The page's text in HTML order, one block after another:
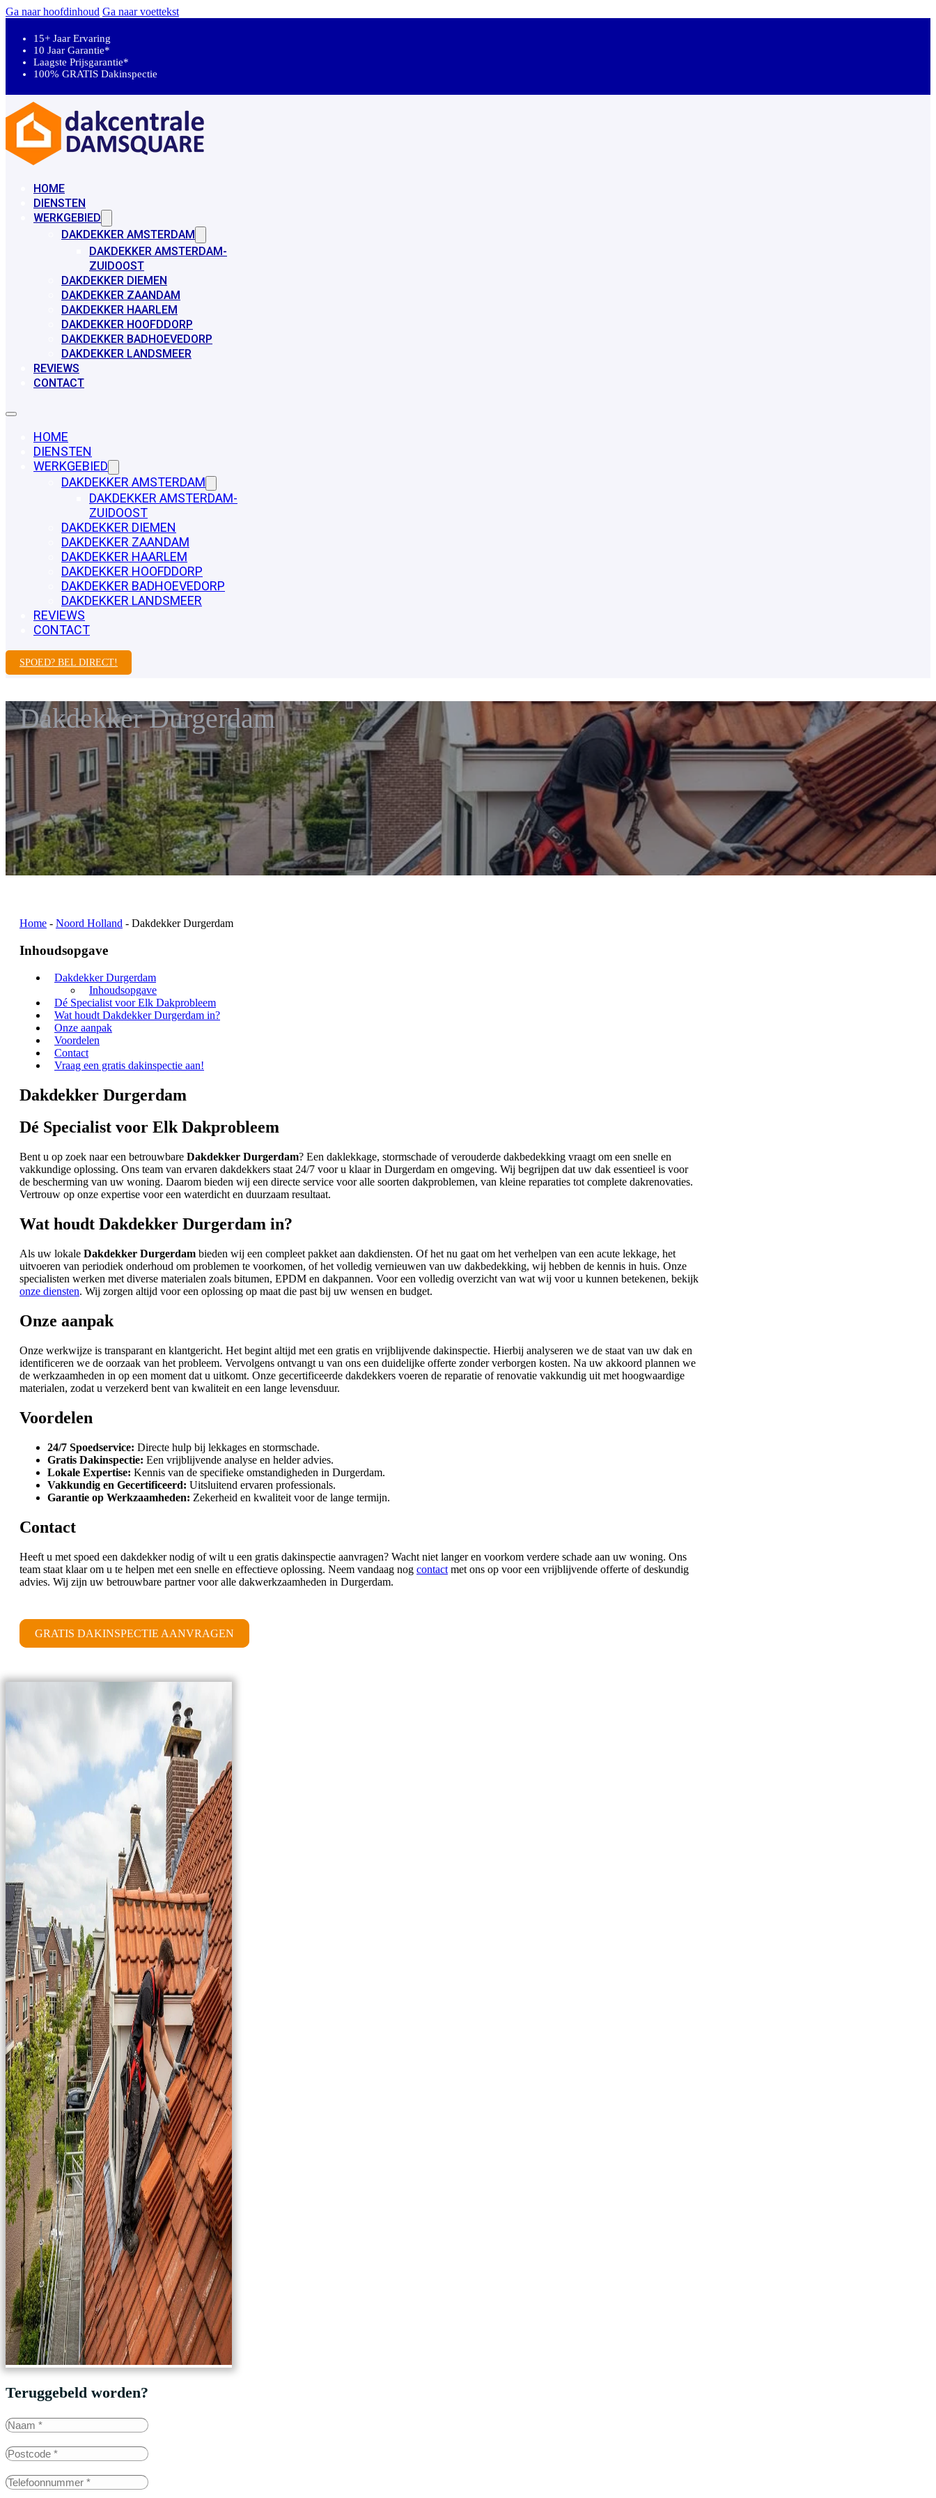
Ga naar hoofdinhoud Ga naar voettekst
15+ Jaar Ervaring
10 Jaar Garantie*
Laagste Prijsgarantie*
100% GRATIS Dakinspectie
HOME
DIENSTEN
WERKGEBIED
DAKDEKKER AMSTERDAM
DAKDEKKER AMSTERDAM-
ZUIDOOST
DAKDEKKER DIEMEN
DAKDEKKER ZAANDAM
DAKDEKKER HAARLEM
DAKDEKKER HOOFDDORP
DAKDEKKER BADHOEVEDORP
DAKDEKKER LANDSMEER
REVIEWS
CONTACT
HOME
DIENSTEN
WERKGEBIED
DAKDEKKER AMSTERDAM
DAKDEKKER AMSTERDAM-
ZUIDOOST
DAKDEKKER DIEMEN
DAKDEKKER ZAANDAM
DAKDEKKER HAARLEM
DAKDEKKER HOOFDDORP
DAKDEKKER BADHOEVEDORP
DAKDEKKER LANDSMEER
REVIEWS
CONTACT
SPOED? BEL DIRECT!
Dakdekker Durgerdam
Home - Noord Holland - Dakdekker Durgerdam
Inhoudsopgave
Dakdekker Durgerdam
Inhoudsopgave
Dé Specialist voor Elk Dakprobleem
Wat houdt Dakdekker Durgerdam in?
Onze aanpak
Voordelen
Contact
Vraag een gratis dakinspectie aan!
Dakdekker Durgerdam
Dé Specialist voor Elk Dakprobleem
Bent u op zoek naar een betrouwbare Dakdekker Durgerdam? Een daklekkage, stormschade of verouderde dakbedekking vraagt om een snelle en
vakkundige oplossing. Ons team van ervaren dakdekkers staat 24/7 voor u klaar in Durgerdam en omgeving. Wij begrijpen dat uw dak essentieel is voor
de bescherming van uw woning. Daarom bieden wij een directe service voor alle soorten dakproblemen, van kleine reparaties tot complete dakrenovaties.
Vertrouw op onze expertise voor een waterdicht en duurzaam resultaat.
Wat houdt Dakdekker Durgerdam in?
Als uw lokale Dakdekker Durgerdam bieden wij een compleet pakket aan dakdiensten. Of het nu gaat om het verhelpen van een acute lekkage, het
uitvoeren van periodiek onderhoud om problemen te voorkomen, of het volledig vernieuwen van uw dakbedekking, wij hebben de kennis in huis. Onze
specialisten werken met diverse materialen zoals bitumen, EPDM en dakpannen. Voor een volledig overzicht van wat wij voor u kunnen betekenen, bekijk
onze diensten. Wij zorgen altijd voor een oplossing op maat die past bij uw wensen en budget.
Onze aanpak
Onze werkwijze is transparant en klantgericht. Het begint altijd met een gratis en vrijblijvende dakinspectie. Hierbij analyseren we de staat van uw dak en
identificeren we de oorzaak van het probleem. Vervolgens ontvangt u van ons een duidelijke offerte zonder verborgen kosten. Na uw akkoord plannen we
de werkzaamheden in op een moment dat u uitkomt. Onze gecertificeerde dakdekkers voeren de reparatie of renovatie vakkundig uit met hoogwaardige
materialen, zodat u verzekerd bent van kwaliteit en een lange levensduur.
Voordelen
24/7 Spoedservice: Directe hulp bij lekkages en stormschade.
Gratis Dakinspectie: Een vrijblijvende analyse en helder advies.
Lokale Expertise: Kennis van de specifieke omstandigheden in Durgerdam.
Vakkundig en Gecertificeerd: Uitsluitend ervaren professionals.
Garantie op Werkzaamheden: Zekerheid en kwaliteit voor de lange termijn.
Contact
Heeft u met spoed een dakdekker nodig of wilt u een gratis dakinspectie aanvragen? Wacht niet langer en voorkom verdere schade aan uw woning. Ons
team staat klaar om u te helpen met een snelle en effectieve oplossing. Neem vandaag nog contact met ons op voor een vrijblijvende offerte of deskundig
advies. Wij zijn uw betrouwbare partner voor alle dakwerkzaamheden in Durgerdam.
GRATIS DAKINSPECTIE AANVRAGEN
Teruggebeld worden?